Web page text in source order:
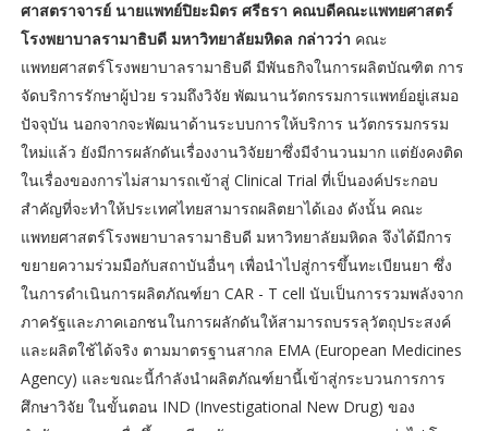
ศาสตราจารย์ นายแพทย์ปิยะมิตร ศรีธรา คณบดีคณะแพทยศาสตร์
โรงพยาบาลรามาธิบดี มหาวิทยาลัยมหิดล กล่าวว่า คณะ
แพทยศาสตร์โรงพยาบาลรามาธิบดี มีพันธกิจในการผลิตบัณฑิต การ
จัดบริการรักษาผู้ป่วย รวมถึงวิจัย พัฒนานวัตกรรมการแพทย์อยู่เสมอ
ปัจจุบัน นอกจากจะพัฒนาด้านระบบการให้บริการ นวัตกรรมกรรม
ใหม่แล้ว ยังมีการผลักดันเรื่องงานวิจัยยาซึ่งมีจำนวนมาก แต่ยังคงติด
ในเรื่องของการไม่สามารถเข้าสู่ Clinical Trial ที่เป็นองค์ประกอบ
สำคัญที่จะทำให้ประเทศไทยสามารถผลิตยาได้เอง ดังนั้น คณะ
แพทยศาสตร์โรงพยาบาลรามาธิบดี มหาวิทยาลัยมหิดล จึงได้มีการ
ขยายความร่วมมือกับสถาบันอื่นๆ เพื่อนำไปสู่การขึ้นทะเบียนยา ซึ่ง
ในการดำเนินการผลิตภัณฑ์ยา CAR - T cell นับเป็นการรวมพลังจาก
ภาครัฐและภาคเอกชนในการผลักดันให้สามารถบรรลุวัตถุประสงค์
และผลิตใช้ได้จริง ตามมาตรฐานสากล EMA (European Medicines
Agency) และขณะนี้กำลังนำผลิตภัณฑ์ยานี้เข้าสู่กระบวนการการ
ศึกษาวิจัย ในขั้นตอน IND (Investigational New Drug) ของ